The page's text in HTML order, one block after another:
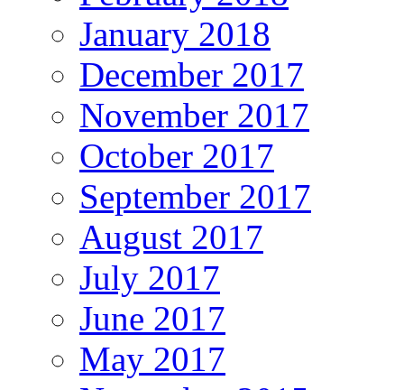
January 2018
December 2017
November 2017
October 2017
September 2017
August 2017
July 2017
June 2017
May 2017